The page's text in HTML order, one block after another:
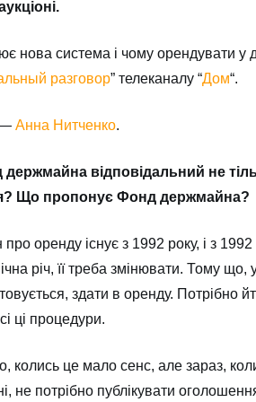
нова система і чому орендувати
разговор” телеканалу “Дом“.
— Анна Нитченко.
відповідальний не
Що пропонує Фонд держмайна?
оренду існує з 1992 року, і з
річ, її треба змінювати. Тому
здати в оренду. Потрібно
ці процедури.
колись це мало сенс, але зараз,
не потрібно публікувати